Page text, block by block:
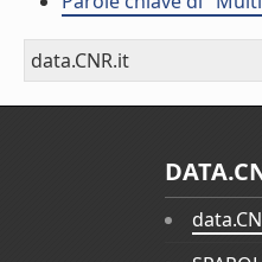
data.CNR.it